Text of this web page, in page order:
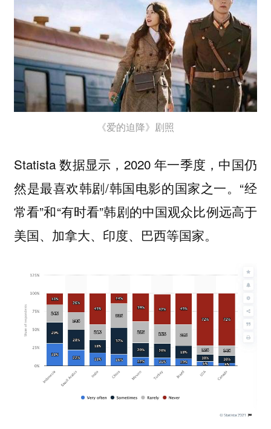
《爱的迫降》剧照
Statista 数据显示，2020 年一季度，中国仍
然是最喜欢韩剧/韩国电影的国家之一。“经
常看”和“有时看”韩剧的中国观众比例远高于
美国、加拿大、印度、巴西等国家。